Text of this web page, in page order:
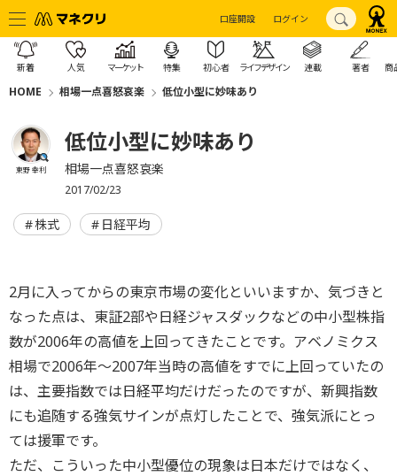
口座開設 ログイン
新着 人気 マーケット 特集 初心者 ライフデザイン 連載 著者 商
HOME 相場一点喜怒哀楽 低位小型に妙味あり
東野 幸利
低位小型に妙味あり
相場一点喜怒哀楽
2017/02/23
株式 日経平均
2月に入ってからの東京市場の変化といいますか、気づきと
なった点は、東証2部や日経ジャスダックなどの中小型株指
数が2006年の高値を上回ってきたことです。アベノミクス
相場で2006年～2007年当時の高値をすでに上回っていたの
は、主要指数では日経平均だけだったのですが、新興指数
にも追随する強気サインが点灯したことで、強気派にとっ
ては援軍です。
ただ、こういった中小型優位の現象は日本だけではなく、